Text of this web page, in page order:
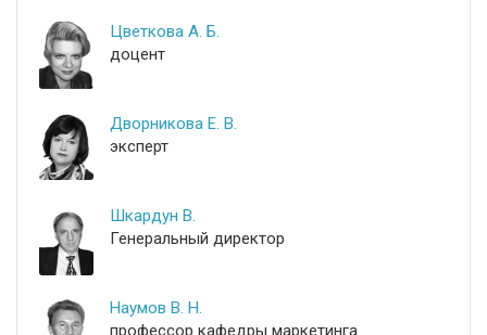
Цветкова А. Б.
доцент
Дворникова Е. В.
эксперт
Шкардун В.
Генеральный директор
Наумов В. Н.
профессор кафедры маркетинга